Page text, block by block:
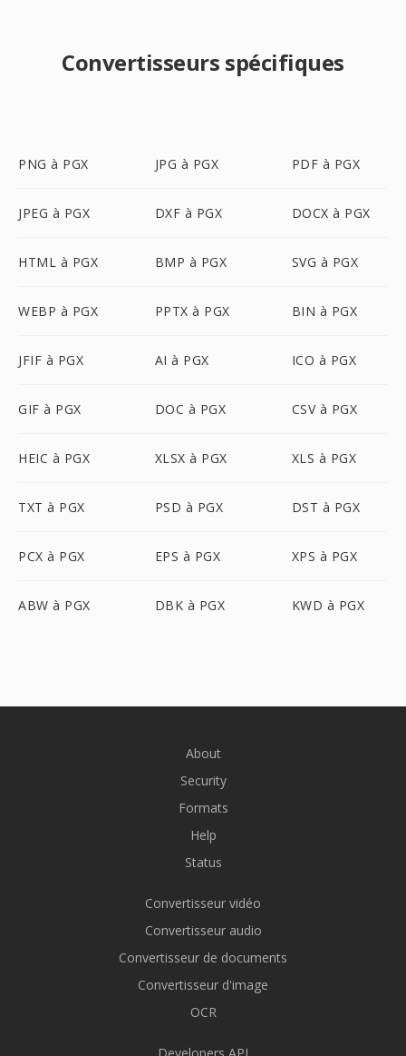
Convertisseurs spécifiques
PNG à PGX JPG à PGX PDF à PGX
JPEG à PGX DXF à PGX DOCX à PGX
HTML à PGX BMP à PGX SVG à PGX
WEBP à PGX PPTX à PGX BIN à PGX
JFIF à PGX AI à PGX ICO à PGX
GIF à PGX DOC à PGX CSV à PGX
HEIC à PGX XLSX à PGX XLS à PGX
TXT à PGX PSD à PGX DST à PGX
PCX à PGX EPS à PGX XPS à PGX
ABW à PGX DBK à PGX KWD à PGX
About
Security
Formats
Help
Status
Convertisseur vidéo
Convertisseur audio
Convertisseur de documents
Convertisseur d'image
OCR